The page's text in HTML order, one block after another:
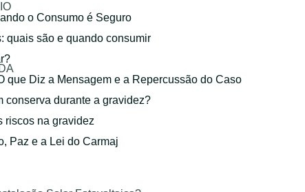
o Consumo é Seguro
quais são e quando consumir
que Diz a Mensagem e a Repercussão do Caso
conserva durante a gravidez?
riscos na gravidez
Paz e a Lei do Carmaj